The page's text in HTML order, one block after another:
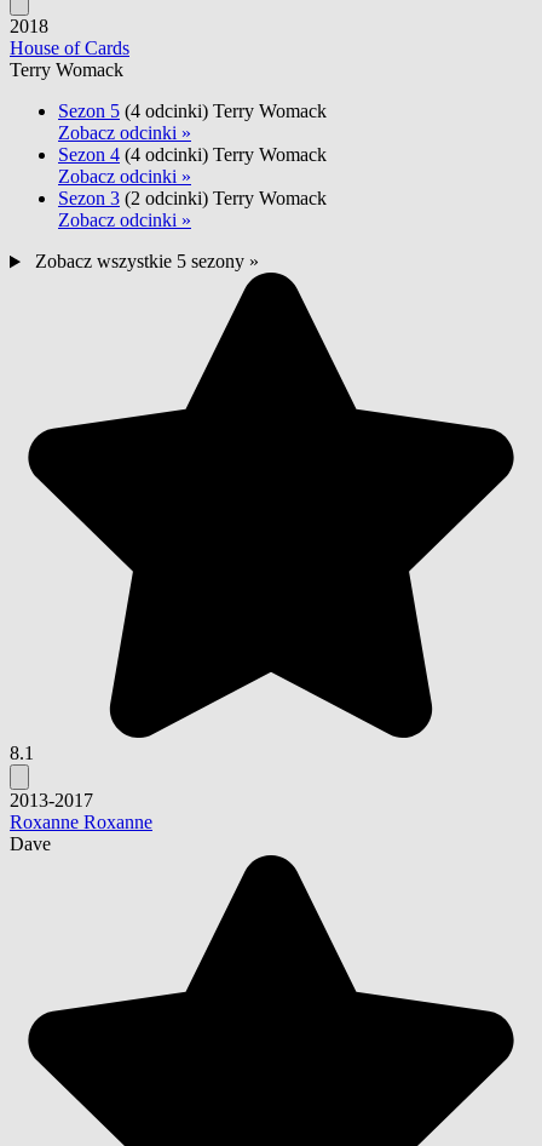
2018
House of Cards
Terry Womack
Sezon 5 (4 odcinki) Terry Womack
Zobacz odcinki »
Sezon 4 (4 odcinki) Terry Womack
Zobacz odcinki »
Sezon 3 (2 odcinki) Terry Womack
Zobacz odcinki »
Zobacz wszystkie 5 sezony »
8.1
2013-2017
Roxanne Roxanne
Dave